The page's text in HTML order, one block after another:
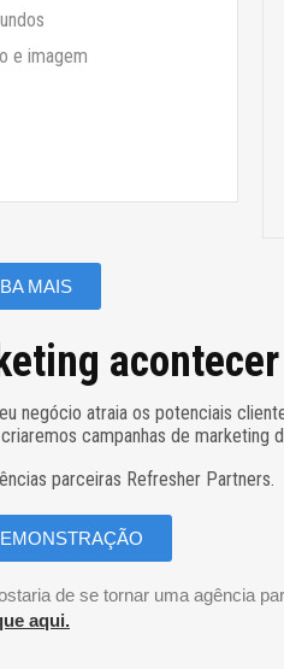
e imagem
MAIS
acontecer
negócio atraia os potenciais
campanhas de marketing
parceiras Refresher Partners.
de se tornar uma agência
aqui.